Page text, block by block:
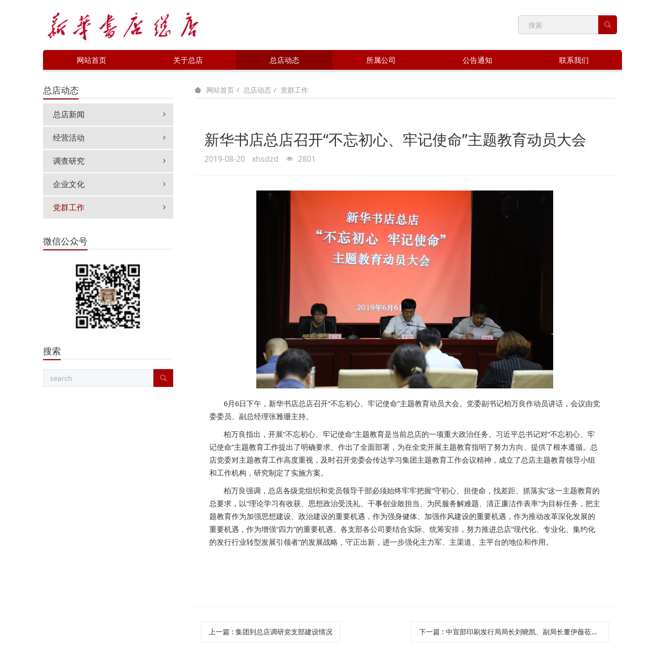
网站首页 关于总店 总店动态 所属公司 公告通知 联系我们
网站首页 总店动态 党群工作
新华书店总店召开“不忘初心、牢记使命”主题教育动员大会
2019-08-20 xhsdzd 2801
6月6日下午，新华书店总店召开“不忘初心、牢记使命”主题教育动员大会。党委副书记柏万良作动员讲话，会议由党
委委员、副总经理张雅珊主持。
柏万良指出，开展“不忘初心、牢记使命”主题教育是当前总店的一项重大政治任务。习近平总书记对“不忘初心、牢
记使命”主题教育工作提出了明确要求、作出了全面部署，为在全党开展主题教育指明了努力方向、提供了根本遵循。总
店党委对主题教育工作高度重视，及时召开党委会传达学习集团主题教育工作会议精神，成立了总店主题教育领导小组
和工作机构，研究制定了实施方案。
柏万良强调，总店各级党组织和党员领导干部必须始终牢牢把握“守初心、担使命，找差距、抓落实”这一主题教育的
总要求，以“理论学习有收获、思想政治受洗礼、干事创业敢担当、为民服务解难题、清正廉洁作表率”为目标任务，把主
题教育作为加强思想建设、政治建设的重要机遇，作为强身健体、加强作风建设的重要机遇，作为推动改革深化发展的
重要机遇，作为增强“四力”的重要机遇。各支部各公司要结合实际、统筹安排，努力推进总店“现代化、专业化、集约化
的发行行业转型发展引领者”的发展战略，守正出新，进一步强化主力军、主渠道、主平台的地位和作用。
上一篇 : 集团到总店调研党支部建设情况 下一篇 : 中宣部印刷发行局局长刘晓凯、副局长董伊薇莅临新华书店总店调研指导工作
总店动态
总店新闻
经营活动
调查研究
企业文化
党群工作
微信公众号
搜索